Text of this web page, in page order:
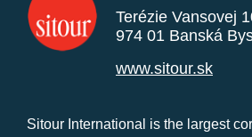
Terézie Vansovej
974 01 Banská
www.sitour.sk
Sitour International is the largest